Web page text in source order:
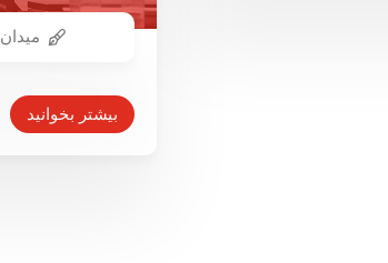
میدان
بیشتر بخوانید